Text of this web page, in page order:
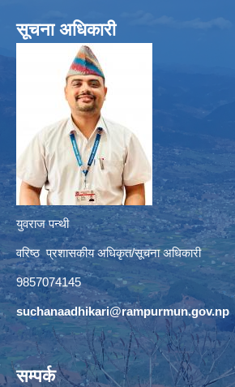
सूचना अधिकारी
युवराज पन्थी
वरिष्ठ प्रशासकीय अधिकृत/सूचना अधिकारी
9857074145
suchanaadhikari@rampurmun.gov.np
सम्पर्क